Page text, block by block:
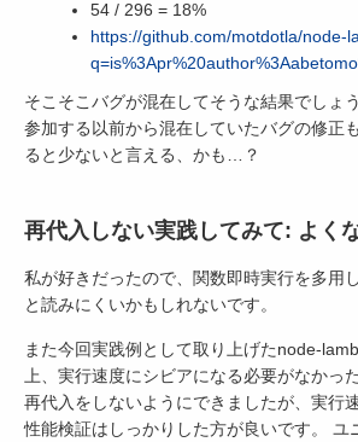
54 / 296 = 18%
https://github.com/motdotla/node-
そこそこバグが混在してそうな結果でしょ
参加する以前から混在していたバグの修正
ると少ないと言える、かも…？
再代入しない実践してみて: よく
私が好きだったので、関数即時実行を多用
と読みにくいかもしれないです。
また今回実践例として取り上げたnode-
上、実行速度にシビアになる必要がなかっ
再代入をしないようにできましたが、実行
性能検証はしっかりした方が良いです。 ユ